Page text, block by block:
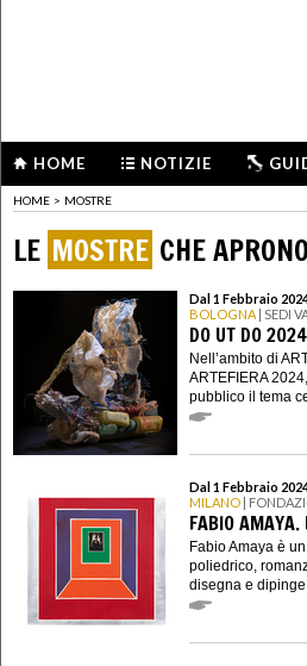
HOME NOTIZIE
HOME > MOSTRE
LE MOSTRE CHE
Dal 1 Febbraio
BOLOGNA | SEDI
DO UT DO
Nell’ambito di
ARTEFIERA
pubblico il tema
Dal 1 Febbraio
MILANO |
FABIO
Fabio Amaya è
poliedrico,
disegna e dipinge